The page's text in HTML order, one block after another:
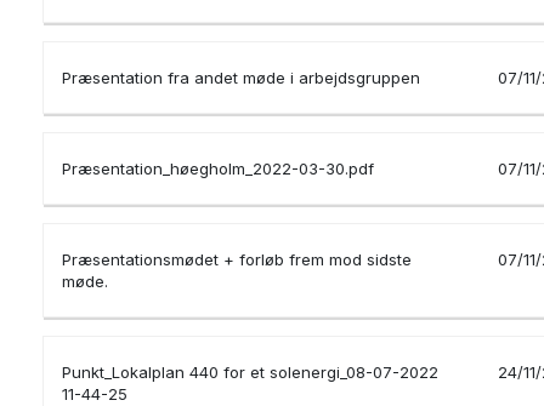
Præsentation fra andet møde i arbejdsgruppen 07/
Præsentation_høegholm_2022-03-30.pdf 07/
Præsentationsmødet + forløb frem mod sidste
møde.
07/
Punkt_Lokalplan 440 for et solenergi_08-07-2022
11-44-25
24/